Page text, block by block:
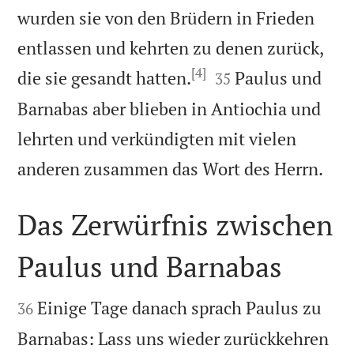
wurden sie von den Brüdern in Frieden
entlassen und kehrten zu denen zurück,
die sie gesandt hatten.[4] 

35 Paulus und
Barnabas aber blieben in Antiochia und
lehrten und verkündigten mit vielen
anderen zusammen das Wort des Herrn.

Das Zerwürfnis zwischen
Paulus und Barnabas

36 Einige Tage danach sprach Paulus zu
Barnabas: Lass uns wieder zurückkehren